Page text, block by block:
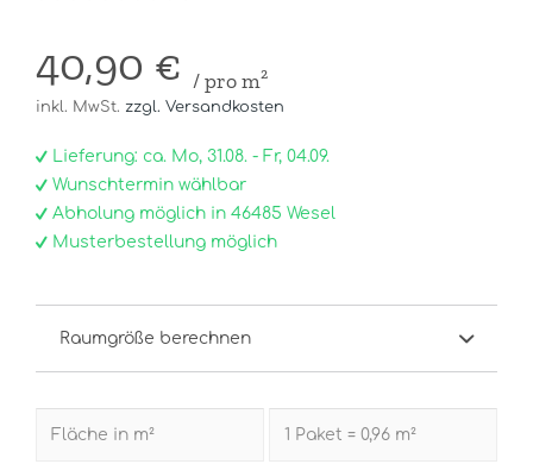
40,90 € / pro m²
inkl. MwSt. zzgl. Versandkosten
Lieferung: ca. Mo, 31.08. - Fr, 04.09.
Wunschtermin wählbar
Abholung möglich in 46485 Wesel
Musterbestellung möglich
Raumgröße berechnen